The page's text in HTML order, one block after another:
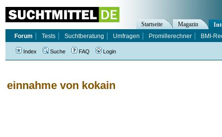
einnahme von kokain
Startseite Magazin
Forum
Tests Suchtberatung Umfragen Promillerechner BMI-
Index Suche FAQ Login